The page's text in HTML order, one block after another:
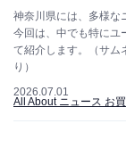
神奈川県には、多様な
今回は、中でも特にユ
て紹介します。（サム
り）
2026.07.01
All About ニュース お